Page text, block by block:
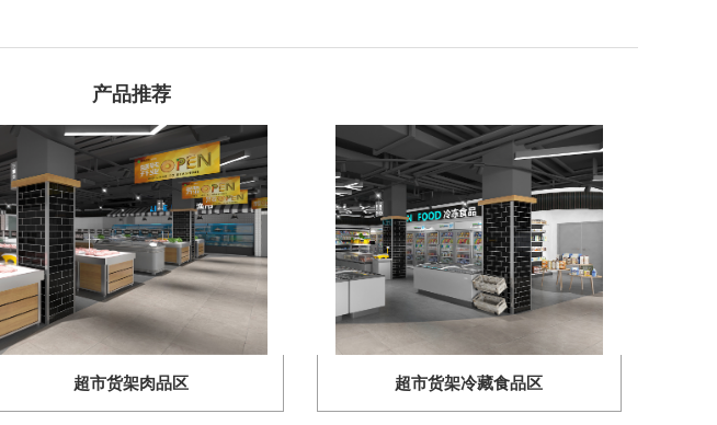
产品推荐
超市货架肉品区 超市货架冷藏食品区